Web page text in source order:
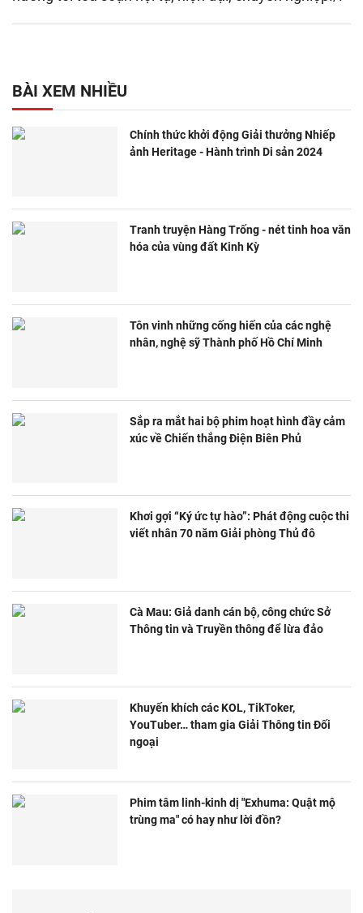
BÀI XEM NHIỀU
Chính thức khởi động Giải thưởng Nhiếp
ảnh Heritage - Hành trình Di sản 2024
Tranh truyện Hàng Trống - nét tinh hoa văn
hóa của vùng đất Kinh Kỳ
Tôn vinh những cống hiến của các nghệ
nhân, nghệ sỹ Thành phố Hồ Chí Minh
Sắp ra mắt hai bộ phim hoạt hình đầy cảm
xúc về Chiến thắng Điện Biên Phủ
Khơi gợi “Ký ức tự hào”: Phát động cuộc thi
viết nhân 70 năm Giải phòng Thủ đô
Cà Mau: Giả danh cán bộ, công chức Sở
Thông tin và Truyền thông để lừa đảo
Khuyến khích các KOL, TikToker,
YouTuber… tham gia Giải Thông tin Đối
ngoại
Phim tâm linh-kinh dị "Exhuma: Quật mộ
trùng ma" có hay như lời đồn?